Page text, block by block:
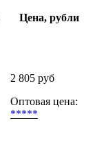
Цена, рубли
2 805 руб
Оптовая цена:
*****